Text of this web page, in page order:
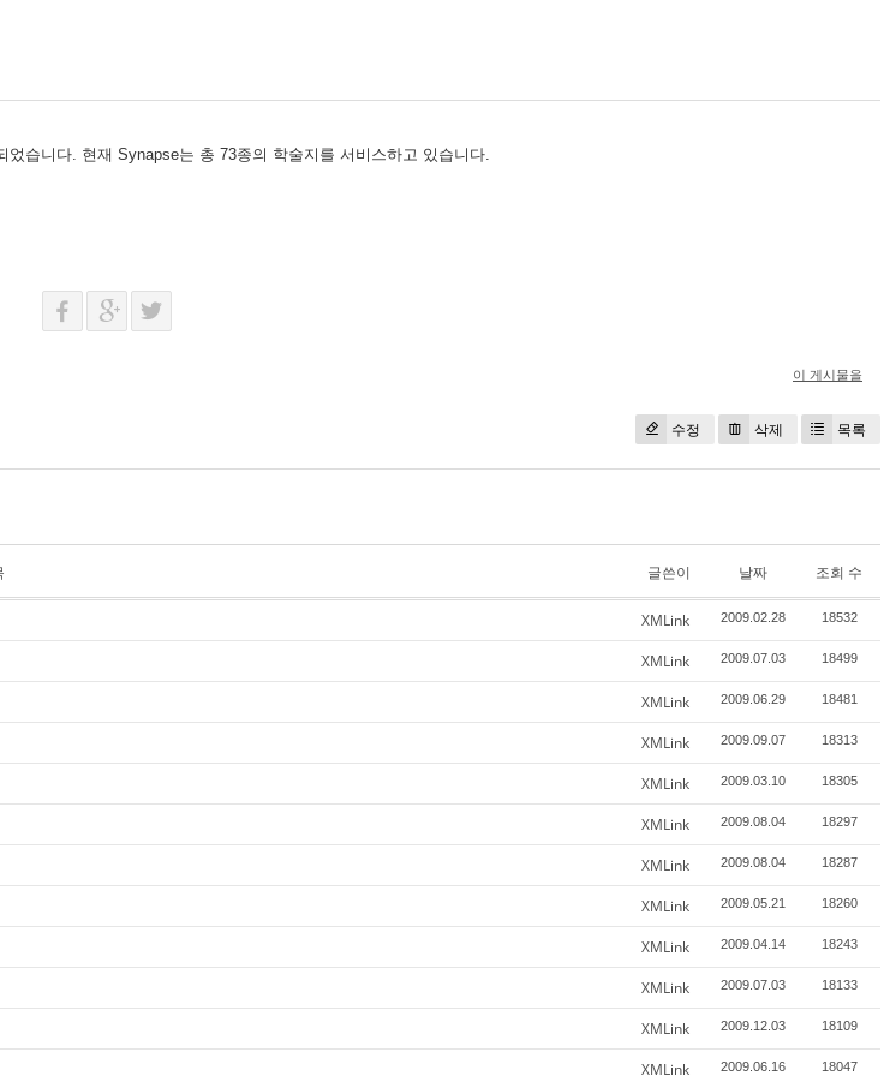
습니다. 현재 Synapse는 총 73종의 학술지를 서비스하고 있습니다.
이 게시물을
수정 삭제 목록
글쓴이 날짜 조회 수
XMLink 2009.02.28 18532
XMLink 2009.07.03 18499
XMLink 2009.06.29 18481
XMLink 2009.09.07 18313
XMLink 2009.03.10 18305
XMLink 2009.08.04 18297
XMLink 2009.08.04 18287
XMLink 2009.05.21 18260
XMLink 2009.04.14 18243
XMLink 2009.07.03 18133
XMLink 2009.12.03 18109
XMLink 2009.06.16 18047